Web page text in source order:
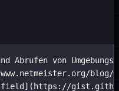
Abrufen von
blog/
( https://